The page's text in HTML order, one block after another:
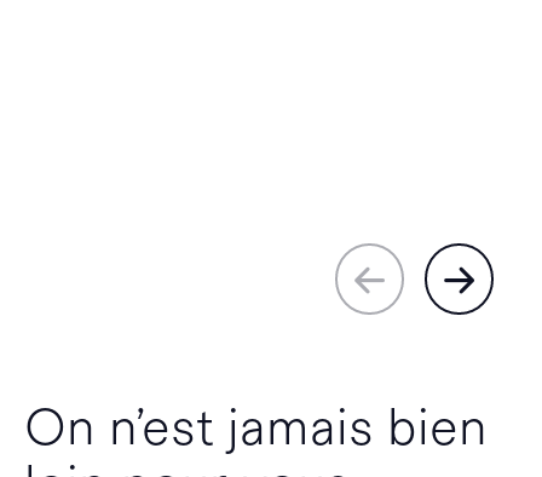
On n’est jamais bien